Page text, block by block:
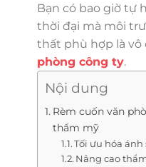
Bạn có bao giờ tự
thời đại mà môi
thất phù hợp là
phòng công ty.
Nội dung
Rèm cuốn văn
thẩm mỹ
Tối ưu hóa
Nâng cao